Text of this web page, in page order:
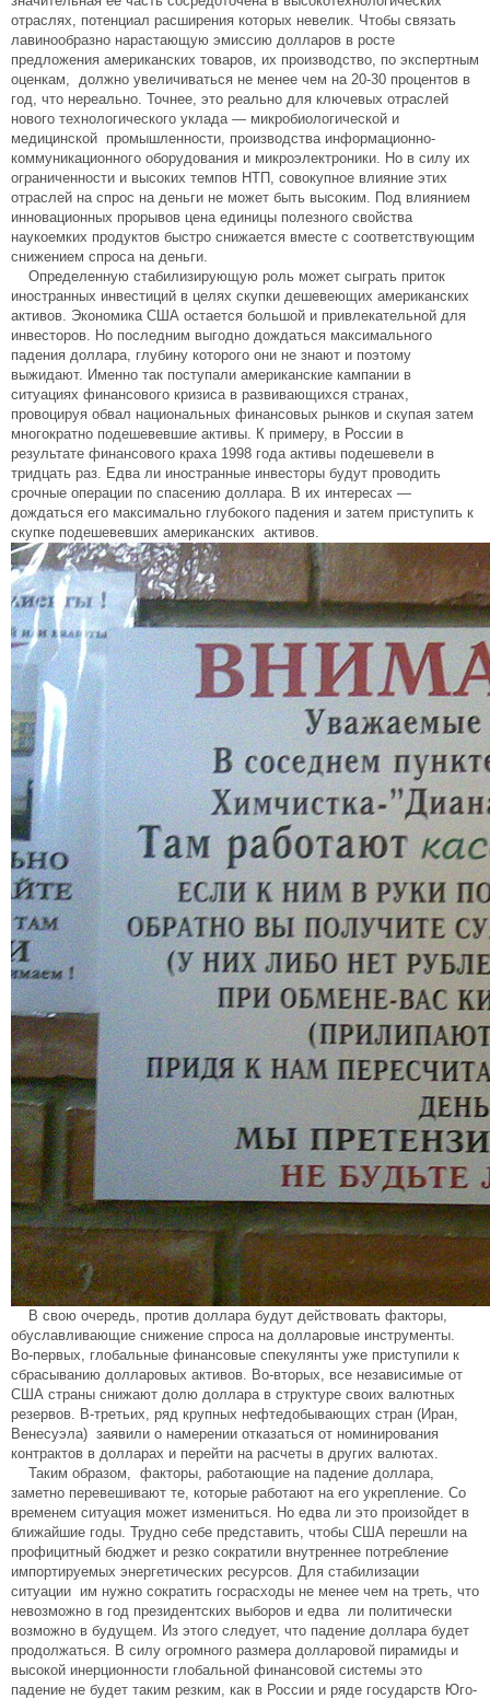
отраслях, потенциал расширения которых невелик. Чтобы связать
лавинообразно нарастающую эмиссию долларов в росте
предложения американских товаров, их производство, по экспертным
оценкам, должно увеличиваться не менее чем на 20-30 процентов в
год, что нереально. Точнее, это реально для ключевых отраслей
нового технологического уклада — микробиологической и
медицинской промышленности, производства информационно-
коммуникационного оборудования и микроэлектроники. Но в силу их
ограниченности и высоких темпов НТП, совокупное влияние этих
отраслей на спрос на деньги не может быть высоким. Под влиянием
инновационных прорывов цена единицы полезного свойства
наукоемких продуктов быстро снижается вместе с соответствующим
снижением спроса на деньги.
Определенную стабилизирующую роль может сыграть приток
иностранных инвестиций в целях скупки дешевеющих американских
активов. Экономика США остается большой и привлекательной для
инвесторов. Но последним выгодно дождаться максимального
падения доллара, глубину которого они не знают и поэтому
выжидают. Именно так поступали американские кампании в
ситуациях финансового кризиса в развивающихся странах,
провоцируя обвал национальных финансовых рынков и скупая затем
многократно подешевевшие активы. К примеру, в России в
результате финансового краха 1998 года активы подешевели в
тридцать раз. Едва ли иностранные инвесторы будут проводить
срочные операции по спасению доллара. В их интересах —
дождаться его максимально глубокого падения и затем приступить к
скупке подешевевших американских активов.
В свою очередь, против доллара будут действовать факторы,
обуславливающие снижение спроса на долларовые инструменты.
Во-первых, глобальные финансовые спекулянты уже приступили к
сбрасыванию долларовых активов. Во-вторых, все независимые от
США страны снижают долю доллара в структуре своих валютных
резервов. В-третьих, ряд крупных нефтедобывающих стран (Иран,
Венесуэла) заявили о намерении отказаться от номинирования
контрактов в долларах и перейти на расчеты в других валютах.
Таким образом, факторы, работающие на падение доллара,
заметно перевешивают те, которые работают на его укрепление. Со
временем ситуация может измениться. Но едва ли это произойдет в
ближайшие годы. Трудно себе представить, чтобы США перешли на
профицитный бюджет и резко сократили внутреннее потребление
импортируемых энергетических ресурсов. Для стабилизации
ситуации им нужно сократить госрасходы не менее чем на треть, что
невозможно в год президентских выборов и едва ли политически
возможно в будущем. Из этого следует, что падение доллара будет
продолжаться. В силу огромного размера долларовой пирамиды и
высокой инерционности глобальной финансовой системы это
падение не будет таким резким, как в России и ряде государств Юго-